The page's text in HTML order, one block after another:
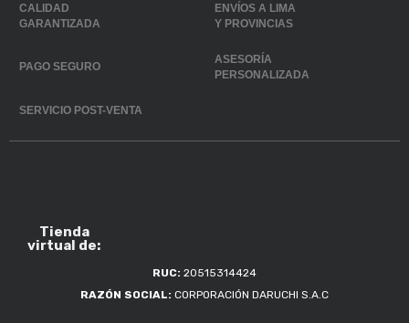
CALIDAD
GARANTIZADA
ENVÍOS A LIMA
Y PROVINCIAS
PAGO SEGURO
ASESORÍA
PERSONALIZADA
SERVICIO POST-VENTA
Tienda
virtual de:
RUC: 20515314424
RAZÓN SOCIAL: CORPORACIÓN DARUCHI S.A.C